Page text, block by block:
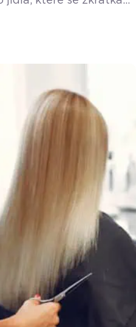
chování českých
Filipem Matuškem.
nesmírně efektivní.
zboží formou
[…]